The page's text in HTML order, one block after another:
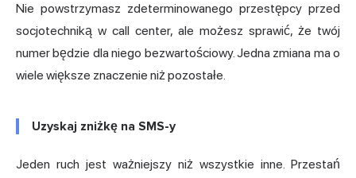
Nie powstrzymasz zdeterminowanego przestępcy przed
socjotechniką w call center, ale możesz sprawić, że twój
numer będzie dla niego bezwartościowy. Jedna zmiana ma o
wiele większe znaczenie niż pozostałe.
Uzyskaj zniżkę na SMS-y
Jeden ruch jest ważniejszy niż wszystkie inne. Przestań